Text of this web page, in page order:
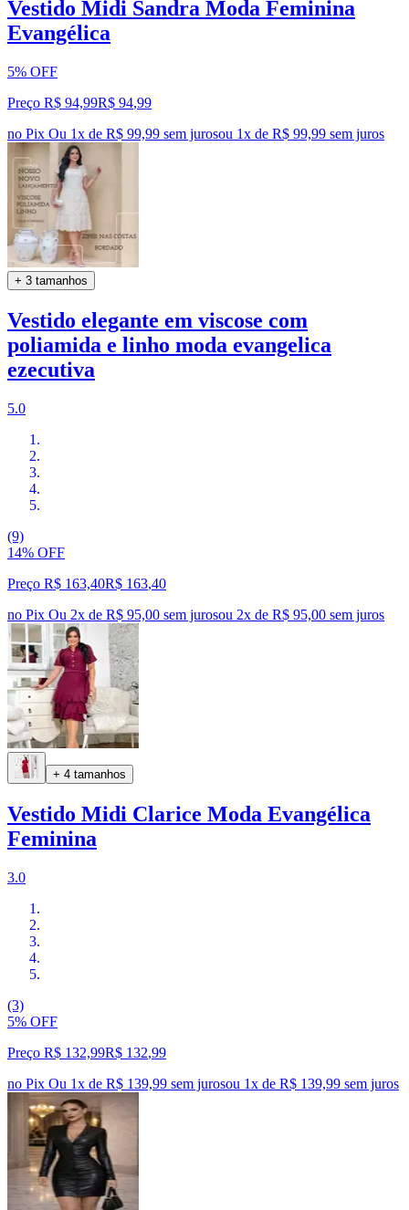
Vestido Midi Sandra Moda Feminina
Evangélica
5% OFF
Preço R$ 94,99R$ 94,99
no Pix Ou 1x de R$ 99,99 sem jurosou 1x de R$ 99,99 sem juros
+ 3 tamanhos
Vestido elegante em viscose com
poliamida e linho moda evangelica
ezecutiva
5.0
(9)
14% OFF
Preço R$ 163,40R$ 163,40
no Pix Ou 2x de R$ 95,00 sem jurosou 2x de R$ 95,00 sem juros
+ 4 tamanhos
Vestido Midi Clarice Moda Evangélica
Feminina
3.0
(3)
5% OFF
Preço R$ 132,99R$ 132,99
no Pix Ou 1x de R$ 139,99 sem jurosou 1x de R$ 139,99 sem juros